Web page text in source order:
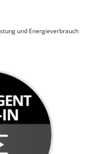
Zustimmung, um
zu können!
permitted to load due
not disclosed to the
owner needs to setup
und Energieverbrauch